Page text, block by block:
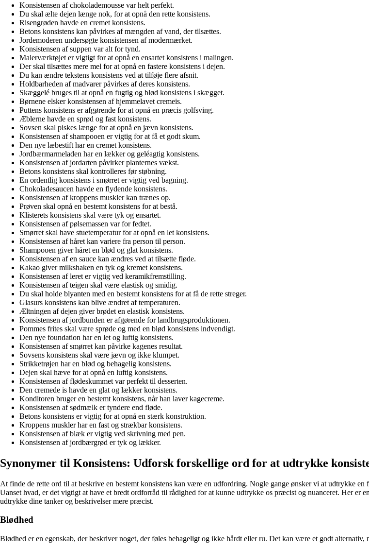
Konsistensen af chokolademousse var helt perfekt.
Du skal ælte dejen længe nok, for at opnå den rette konsistens.
Risengrøden havde en cremet konsistens.
Betons konsistens kan påvirkes af mængden af vand, der tilsættes.
Jordemoderen undersøgte konsistensen af modermærket.
Konsistensen af suppen var alt for tynd.
Malerværktøjet er vigtigt for at opnå en ensartet konsistens i malingen.
Der skal tilsættes mere mel for at opnå en fastere konsistens i dejen.
Du kan ændre tekstens konsistens ved at tilføje flere afsnit.
Holdbarheden af madvarer påvirkes af deres konsistens.
Skæggelé bruges til at opnå en fugtig og blød konsistens i skægget.
Børnene elsker konsistensen af hjemmelavet cremeis.
Puttens konsistens er afgørende for at opnå en præcis golfsving.
Æblerne havde en sprød og fast konsistens.
Sovsen skal piskes længe for at opnå en jævn konsistens.
Konsistensen af shampooen er vigtig for at få et godt skum.
Den nye læbestift har en cremet konsistens.
Jordbærmarmeladen har en lækker og geléagtig konsistens.
Konsistensen af jordarten påvirker planternes vækst.
Betons konsistens skal kontrolleres før støbning.
En ordentlig konsistens i smørret er vigtig ved bagning.
Chokoladesaucen havde en flydende konsistens.
Konsistensen af kroppens muskler kan trænes op.
Prøven skal opnå en bestemt konsistens for at bestå.
Klisterets konsistens skal være tyk og ensartet.
Konsistensen af pølsemassen var for fedtet.
Smørret skal have stuetemperatur for at opnå en let konsistens.
Konsistensen af håret kan variere fra person til person.
Shampooen giver håret en blød og glat konsistens.
Konsistensen af en sauce kan ændres ved at tilsætte fløde.
Kakao giver milkshaken en tyk og kremet konsistens.
Konsistensen af leret er vigtig ved keramikfremstilling.
Konsistensen af teigen skal være elastisk og smidig.
Du skal holde blyanten med en bestemt konsistens for at få de rette streger.
Glasurs konsistens kan blive ændret af temperaturen.
Æltningen af dejen giver brødet en elastisk konsistens.
Konsistensen af jordbunden er afgørende for landbrugsproduktionen.
Pommes frites skal være sprøde og med en blød konsistens indvendigt.
Den nye foundation har en let og luftig konsistens.
Konsistensen af smørret kan påvirke kagenes resultat.
Sovsens konsistens skal være jævn og ikke klumpet.
Strikketrøjen har en blød og behagelig konsistens.
Dejen skal hæve for at opnå en luftig konsistens.
Konsistensen af flødeskummet var perfekt til desserten.
Den cremede is havde en glat og lækker konsistens.
Konditoren bruger en bestemt konsistens, når han laver kagecreme.
Konsistensen af sødmælk er tyndere end fløde.
Betons konsistens er vigtig for at opnå en stærk konstruktion.
Kroppens muskler har en fast og strækbar konsistens.
Konsistensen af blæk er vigtig ved skrivning med pen.
Konsistensen af jordbærgrød er tyk og lækker.
Synonymer til Konsistens: Udforsk forskellige ord for at udtrykke
At finde de rette ord til at beskrive en bestemt konsistens kan være en udfordring. Nogle gange ønsker vi at udtrykke
Uanset hvad, er det vigtigt at have et bredt ordforråd til rådighed for at kunne udtrykke os præcist og nuanceret. Her er
udtrykke dine tanker og beskrivelser mere præcist.
Blødhed
Blødhed er en egenskab, der beskriver noget, der føles behageligt og ikke hårdt eller ru. Det kan være et godt